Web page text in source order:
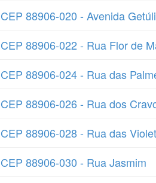
CEP 88906-020 - Avenida
CEP 88906-022 - Rua Flor de
CEP 88906-024 - Rua das
CEP 88906-026 - Rua dos
CEP 88906-028 - Rua das
CEP 88906-030 - Rua Jasmim